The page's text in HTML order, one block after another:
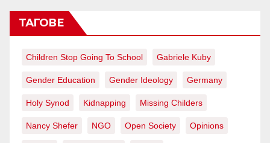
ТАГОВЕ
Children Stop Going To School Gabriele Kuby
Gender Education Gender Ideology Germany
Holy Synod Kidnapping Missing Childers
Nancy Shefer NGO Open Society Opinions